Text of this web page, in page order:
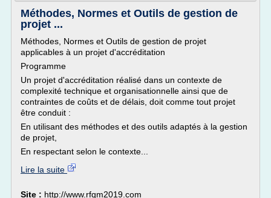
Méthodes, Normes et Outils de gestion de
projet ...
Méthodes, Normes et Outils de gestion de projet
applicables à un projet d'accréditation
Programme
Un projet d'accréditation réalisé dans un contexte de
complexité technique et organisationnelle ainsi que de
contraintes de coûts et de délais, doit comme tout projet
être conduit :
En utilisant des méthodes et des outils adaptés à la gestion
de projet,
En respectant selon le contexte...
Lire la suite
Site : http://www.rfqm2019.com